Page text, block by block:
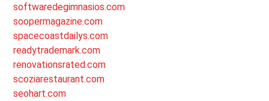
softwaredegimnasios.com
soopermagazine.com
spacecoastdailys.com
readytrademark.com
renovationsrated.com
scoziarestaurant.com
seohart.com